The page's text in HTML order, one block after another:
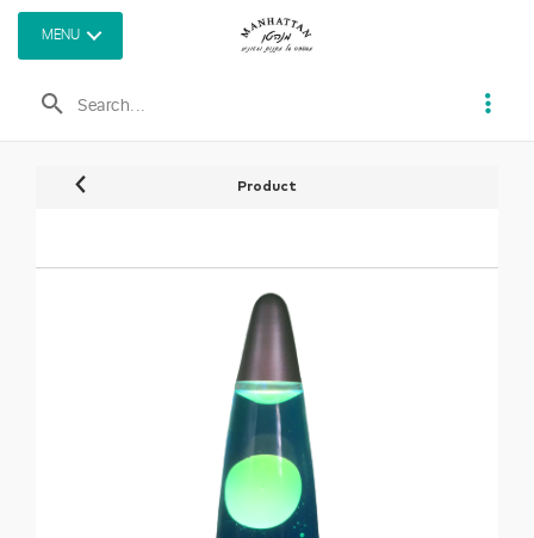
MENU
Product